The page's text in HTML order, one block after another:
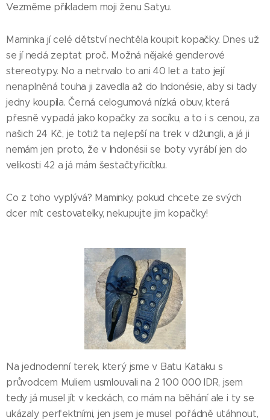
Vezměme příkladem moji ženu Satyu.
Maminka jí celé dětství nechtěla koupit kopačky. Dnes už
se jí nedá zeptat proč. Možná nějaké genderové
stereotypy. No a netrvalo to ani 40 let a tato její
nenaplněná touha ji zavedla až do Indonésie, aby si tady
jedny koupila. Černá celogumová nízká obuv, která
přesně vypadá jako kopačky za socíku, a to i s cenou, za
našich 24 Kč, je totiž ta nejlepší na trek v džungli, a já ji
nemám jen proto, že v Indonésii se boty vyrábí jen do
velikosti 42 a já mám šestačtyřicítku.
Co z toho vyplývá? Maminky, pokud chcete ze svých
dcer mít cestovatelky, nekupujte jim kopačky!
Na jednodenní terek, který jsme v Batu Kataku s
průvodcem Muliem usmlouvali na 2 100 000 IDR, jsem
tedy já musel jít v keckách, co mám na běhání ale i ty se
ukázaly perfektními, jen jsem je musel pořádně utáhnout,